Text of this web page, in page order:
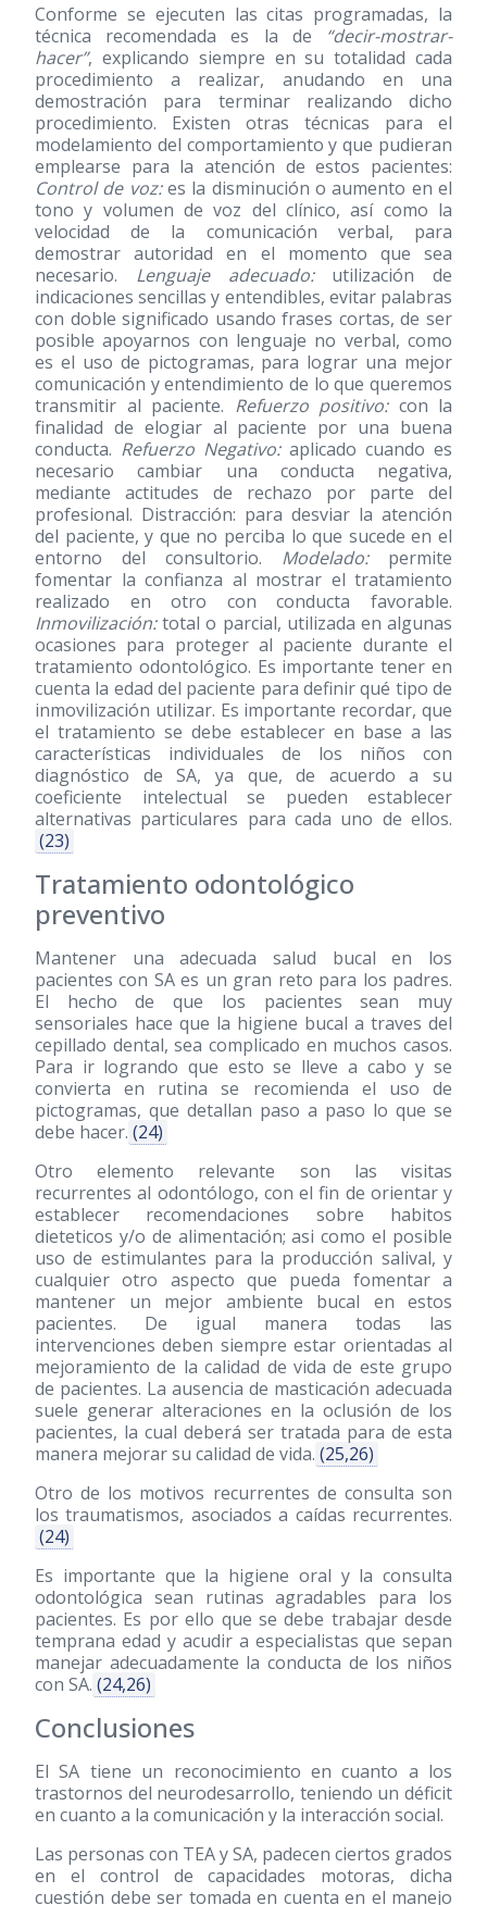
Conforme se ejecuten las citas programadas, la
técnica recomendada es la de “decir-mostrar-
hacer”, explicando siempre en su totalidad cada
procedimiento a realizar, anudando en una
demostración para terminar realizando dicho
procedimiento. Existen otras técnicas para el
modelamiento del comportamiento y que pudieran
emplearse para la atención de estos pacientes:
Control de voz:es la disminución o aumento en el
tono y volumen de voz del clínico, así como la
velocidad de la comunicación verbal, para
demostrar autoridad en el momento que sea
necesario. Lenguaje adecuado:utilización de
indicaciones sencillas y entendibles, evitar palabras
con doble significado usando frases cortas, de ser
posible apoyarnos con lenguaje no verbal, como
es el uso de pictogramas, para lograr una mejor
comunicación y entendimiento de lo que queremos
transmitir al paciente. Refuerzo positivo:con la
finalidad de elogiar al paciente por una buena
conducta. Refuerzo Negativo:aplicado cuando es
necesario cambiar una conducta negativa,
mediante actitudes de rechazo por parte del
profesional. Distracción: para desviar la atención
del paciente, y que no perciba lo que sucede en el
entorno del consultorio. Modelado:permite
fomentar la confianza al mostrar el tratamiento
realizado en otro con conducta favorable.
Inmovilización:total o parcial, utilizada en algunas
ocasiones para proteger al paciente durante el
tratamiento odontológico. Es importante tener en
cuenta la edad del paciente para definir qué tipo de
inmovilización utilizar. Es importante recordar, que
el tratamiento se debe establecer en base a las
características individuales de los niños con
diagnóstico de SA, ya que, de acuerdo a su
coeficiente intelectual se pueden establecer
alternativas particulares para cada uno de ellos.
(23)
Tratamiento odontológico
preventivo
Mantener una adecuada salud bucal en los
pacientes con SA es un gran reto para los padres.
El hecho de que los pacientes sean muy
sensoriales hace que la higiene bucal a traves del
cepillado dental, sea complicado en muchos casos.
Para ir logrando que esto se lleve a cabo y se
convierta en rutina se recomienda el uso de
pictogramas, que detallan paso a paso lo que se
debe hacer. (24)
Otro elemento relevante son las visitas
recurrentes al odontólogo, con el fin de orientar y
establecer recomendaciones sobre habitos
dieteticos y/o de alimentación; asi como el posible
uso de estimulantes para la producción salival, y
cualquier otro aspecto que pueda fomentar a
mantener un mejor ambiente bucal en estos
pacientes. De igual manera todas las
intervenciones deben siempre estar orientadas al
mejoramiento de la calidad de vida de este grupo
de pacientes. La ausencia de masticación adecuada
suele generar alteraciones en la oclusión de los
pacientes, la cual deberá ser tratada para de esta
manera mejorar su calidad de vida. (25,26)
Otro de los motivos recurrentes de consulta son
los traumatismos, asociados a caídas recurrentes.
(24)
Es importante que la higiene oral y la consulta
odontológica sean rutinas agradables para los
pacientes. Es por ello que se debe trabajar desde
temprana edad y acudir a especialistas que sepan
manejar adecuadamente la conducta de los niños
con SA. (24,26)
Conclusiones
El SA tiene un reconocimiento en cuanto a los
trastornos del neurodesarrollo, teniendo un déficit
en cuanto a la comunicación y la interacción social.
Las personas con TEA y SA, padecen ciertos grados
en el control de capacidades motoras, dicha
cuestión debe ser tomada en cuenta en el manejo